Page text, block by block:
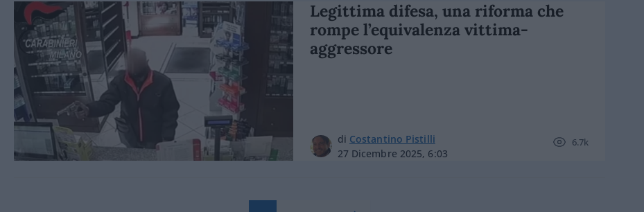
Legittima difesa, una riforma che
rompe l’equivalenza vittima-
aggressore
di Costantino Pistilli
27 Dicembre 2025, 6:03
6.7k